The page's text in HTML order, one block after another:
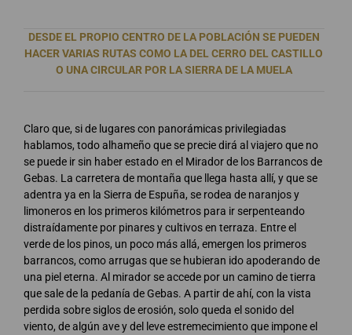
DESDE EL PROPIO CENTRO DE LA POBLACIÓN SE PUEDEN
HACER VARIAS RUTAS COMO LA DEL CERRO DEL CASTILLO
O UNA CIRCULAR POR LA SIERRA DE LA MUELA
Claro que, si de lugares con panorámicas privilegiadas
hablamos, todo alhameño que se precie dirá al viajero que no
se puede ir sin haber estado en el Mirador de los Barrancos de
Gebas. La carretera de montaña que llega hasta allí, y que se
adentra ya en la Sierra de Espuña, se rodea de naranjos y
limoneros en los primeros kilómetros para ir serpenteando
distraídamente por pinares y cultivos en terraza. Entre el
verde de los pinos, un poco más allá, emergen los primeros
barrancos, como arrugas que se hubieran ido apoderando de
una piel eterna. Al mirador se accede por un camino de tierra
que sale de la pedanía de Gebas. A partir de ahí, con la vista
perdida sobre siglos de erosión, solo queda el sonido del
viento, de algún ave y del leve estremecimiento que impone el